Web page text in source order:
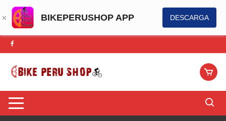
BIKEPERUSHOP APP DESCARGA
Saltar
al
contenido